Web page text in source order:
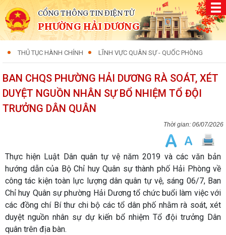
CỔNG THÔNG TIN ĐIỆN TỬ
PHƯỜNG HẢI DƯƠNG
THỦ TỤC HÀNH CHÍNH LĨNH VỰC QUÂN SỰ - QUỐC PHÒNG
BAN CHQS PHƯỜNG HẢI DƯƠNG RÀ SOÁT, XÉT
DUYỆT NGUỒN NHÂN SỰ BỔ NHIỆM TỔ ĐỘI
TRƯỞNG DÂN QUÂN
06/07/2026
Thực hiện Luật Dân quân tự vệ năm 2019 và các văn bản
hướng dẫn của Bộ Chỉ huy Quân sự thành phố Hải Phòng về
công tác kiện toàn lực lượng dân quân tự vệ, sáng 06/7, Ban
Chỉ huy Quân sự phường Hải Dương tổ chức buổi làm việc với
các đồng chí Bí thư chi bộ các tổ dân phố nhằm rà soát, xét
duyệt nguồn nhân sự dự kiến bổ nhiệm Tổ đội trưởng Dân
quân trên địa bàn.